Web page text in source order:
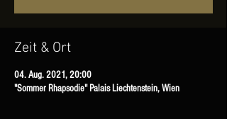
Zeit & Ort
04. Aug. 2021, 20:00
"Sommer Rhapsodie" Palais Liechtenstein, Wien